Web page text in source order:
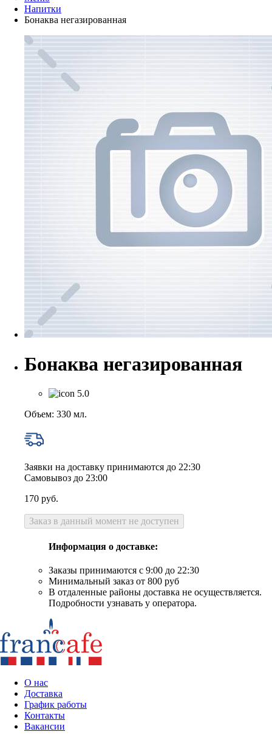
Напитки
Бонаква негазированная
Бонаква негазированная
5.0
Объем: 330 мл.
Заявки на доставку принимаются до 22:30
Самовывоз до 23:00
170 руб.
Заказ в данный момент не доступен
Информация о доставке:
Заказы принимаются с 9:00 до 22:30
Минимальный заказ от 800 руб
В отдаленные районы доставка не осуществляется.
Подробности узнавать у оператора.
О нас
Доставка
График работы
Контакты
Вакансии